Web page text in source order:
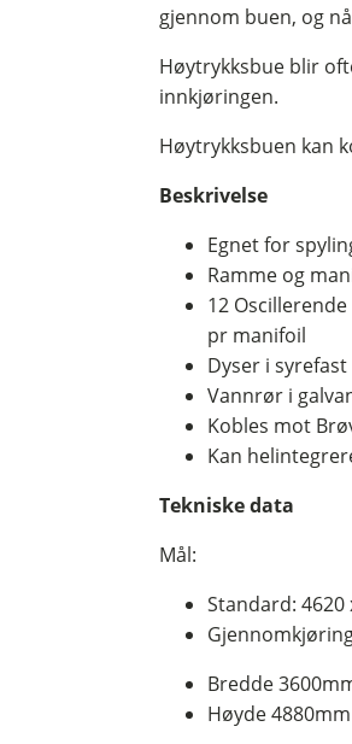
gjennom buen, og
Høytrykksbue blir
innkjøringen.
Høytrykksbuen kan
Beskrivelse
Egnet for
Ramme og
12
pr manifoil
Dyser i
Vannrør i
Kobles mot
Kan
Tekniske data
Mål:
Standard: 4620
Bredde
Høyde 4880mm